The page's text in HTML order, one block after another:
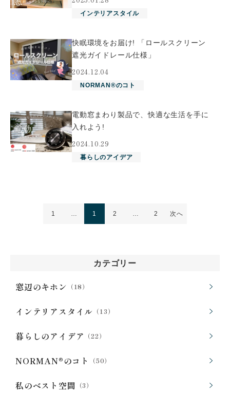
インテリアスタイル
快眠環境をお届け! 「ロールスクリーン
遮光ガイドレール仕様」
2024.12.04
NORMAN®のコト
電動窓まわり製品で、快適な生活を手に
入れよう!
2024.10.29
暮らしのアイデア
1 … 1 2 … 2 次へ
カテゴリー
窓辺のキホン （18）
インテリアスタイル （13）
暮らしのアイデア （22）
NORMAN®のコト （50）
私のベスト空間 （3）